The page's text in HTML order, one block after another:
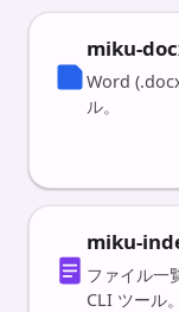
miku-
Word
ル。
miku-
ファイル一
CLI ツール。